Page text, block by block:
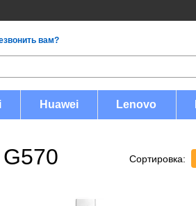
вам?
Huawei Lenovo
Сортировка: